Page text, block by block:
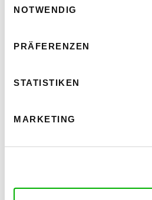
NOTWENDIG
PRÄFERENZEN
STATISTIKEN
MARKETING
DIESE